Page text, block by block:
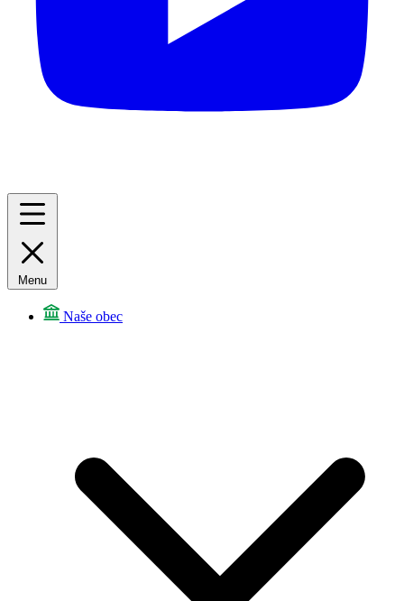
Menu
Naše obec